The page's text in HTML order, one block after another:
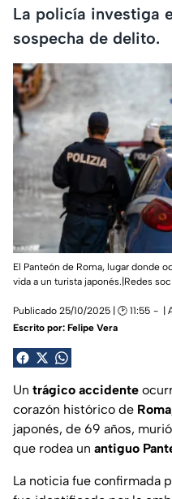
La policía investiga
sospecha de delito.
El Panteón de Roma, lugar donde
vida a un turista japonés.|Redes
Publicado 25/10/2025 | 🕑 11:55 |
Escrito por: Felipe Vera
Un trágico accidente
corazón histórico de
japonés, de 69 años,
que rodea un antiguo
La noticia fue confirmada